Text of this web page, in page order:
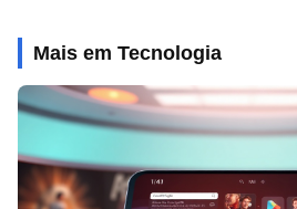
Mais em Tecnologia